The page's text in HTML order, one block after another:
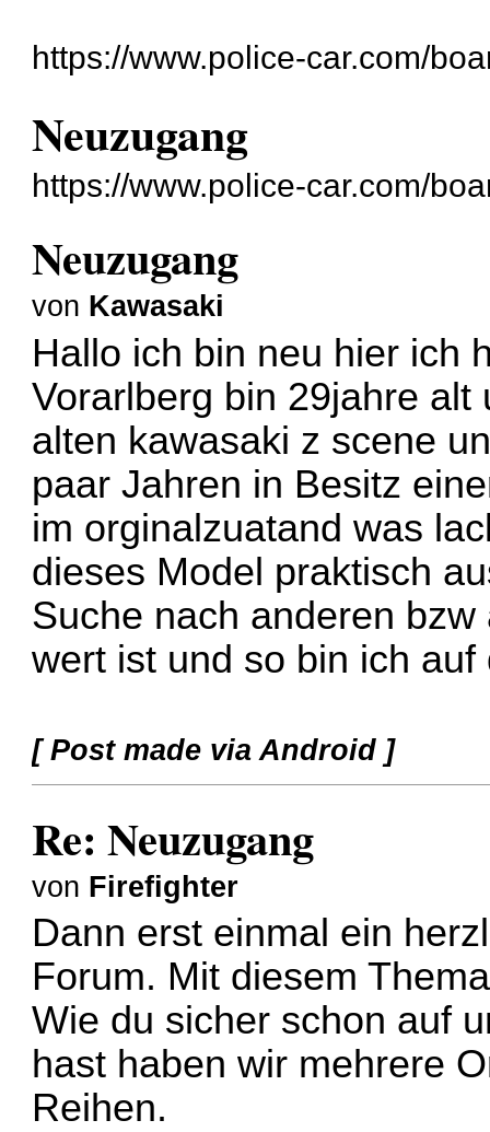
https://www.police-car.com/
Neuzugang
https://www.police-car.com/
Neuzugang
von Kawasaki
Hallo ich bin neu hier ich
Vorarlberg bin 29jahre
alten kawasaki z scene
paar Jahren in Besitz
im orginalzuatand was
dieses Model praktisch
Suche nach anderen
wert ist und so bin ich
[ Post made via Android ]
Re: Neuzugang
von Firefighter
Dann erst einmal ein
Forum. Mit diesem
Wie du sicher schon auf
hast haben wir mehrere
Reihen.